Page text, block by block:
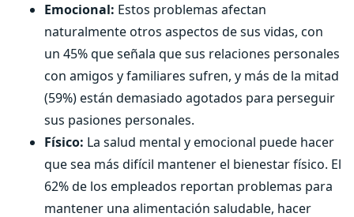
Emocional: Estos problemas afectan
naturalmente otros aspectos de sus vidas, con
un 45% que señala que sus relaciones personales
con amigos y familiares sufren, y más de la mitad
(59%) están demasiado agotados para perseguir
sus pasiones personales.
Físico: La salud mental y emocional puede hacer
que sea más difícil mantener el bienestar físico. El
62% de los empleados reportan problemas para
mantener una alimentación saludable, hacer